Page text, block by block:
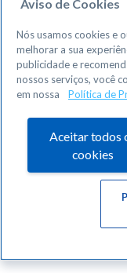
Aviso de Cookies
Nós usamos cookies e
melhorar a sua
publicidade e
nossos serviços, você
em nossa
Política de
Aceitar todos
cookies